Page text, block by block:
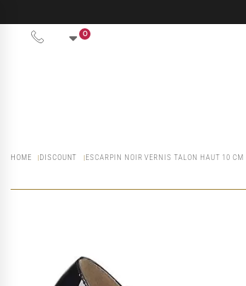
0
HOME DISCOUNT ESCARPIN NOIR VERNIS TALON HAUT 10